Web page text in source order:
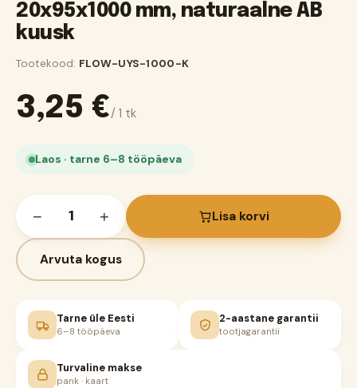
20x95x1000 mm, naturaalne AB
kuusk
Tootekood: FLOW-UYS-1000-K
3,25 €/ 1 tk
Laos · tarne 6–8 tööpäeva
− + Lisa korvi
Arvuta kogus
Tarne üle Eesti
6–8 tööpäeva
2-aastane garantii
tootjagarantii
Turvaline makse
pank · kaart